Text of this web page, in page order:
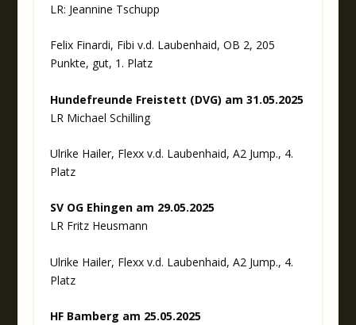
LR: Jeannine Tschupp
Felix Finardi, Fibi v.d. Laubenhaid, OB 2, 205
Punkte, gut, 1. Platz
Hundefreunde Freistett (DVG) am 31.05.2025
LR Michael Schilling
Ulrike Hailer, Flexx v.d. Laubenhaid, A2 Jump., 4.
Platz
SV OG Ehingen am 29.05.2025
LR Fritz Heusmann
Ulrike Hailer, Flexx v.d. Laubenhaid, A2 Jump., 4.
Platz
HF Bamberg am 25.05.2025